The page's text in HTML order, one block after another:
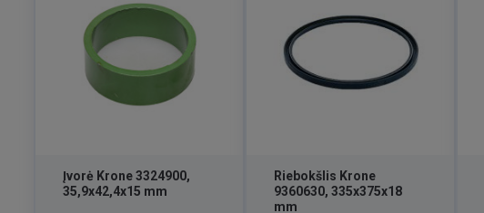
Įvorė Krone 3324900,
35,9x42,4x15 mm
Riebokšlis Krone
9360630, 335x375x18
mm